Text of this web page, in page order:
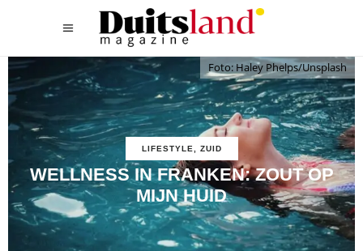
Foto: Haley Phelps/Unsplash
LIFESTYLE, ZUID
WELLNESS IN FRANKEN: ZOUT OP
MIJN HUID